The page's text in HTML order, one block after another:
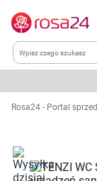
Kategorie
Dla zwierząt
Rosa24 - Portal